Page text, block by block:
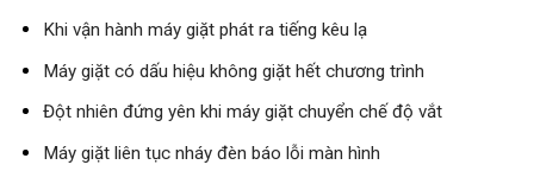
Khi vận hành máy giặt phát ra tiếng kêu lạ
Máy giặt có dấu hiệu không giặt hết chương trình
Đột nhiên đứng yên khi máy giặt chuyển chế độ vắt
Máy giặt liên tục nháy đèn báo lỗi màn hình